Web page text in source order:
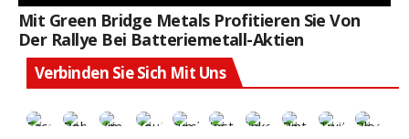
Mit Green Bridge Metals Profitieren Sie Von
Der Rallye Bei Batteriemetall-Aktien
Verbinden Sie Sich Mit Uns